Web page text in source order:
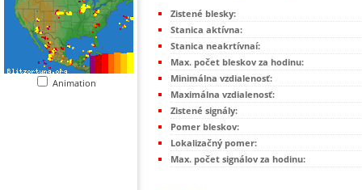
Animation
Zistené blesky:
Stanica aktívna:
Stanica neakrtívnaí:
Max. počet bleskov za hodinu:
Minimálna vzdialenosť:
Maximálna vzdialenosť:
Zistené signály:
Pomer bleskov:
Lokalizačný pomer:
Max. počet signálov za hodinu: